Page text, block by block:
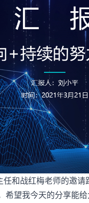
和战红梅老师的邀
望我今天的分享能给